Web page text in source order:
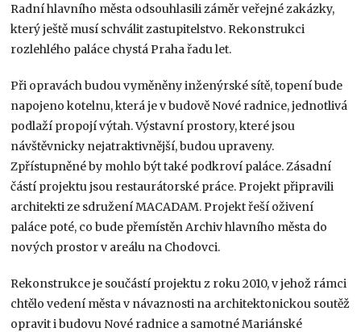
Radní hlavního města odsouhlasili záměr veřejné zakázky,
který ještě musí schválit zastupitelstvo. Rekonstrukci
rozlehlého paláce chystá Praha řadu let.
Při opravách budou vyměněny inženýrské sítě, topení bude
napojeno kotelnu, která je v budově Nové radnice, jednotlivá
podlaží propojí výtah. Výstavní prostory, které jsou
návštěvnicky nejatraktivnější, budou upraveny.
Zpřístupněné by mohlo být také podkroví paláce. Zásadní
částí projektu jsou restaurátorské práce. Projekt připravili
architekti ze sdružení MACADAM. Projekt řeší oživení
paláce poté, co bude přemístěn Archiv hlavního města do
nových prostor v areálu na Chodovci.
Rekonstrukce je součástí projektu z roku 2010, v jehož rámci
chtělo vedení města v návaznosti na architektonickou soutěž
opravit i budovu Nové radnice a samotné Mariánské